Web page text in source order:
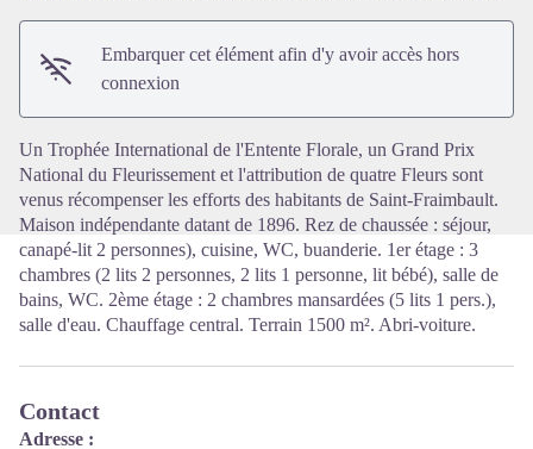
Voir l'image en plein écran
Embarquer cet élément afin d'y avoir accès hors
connexion
Un Trophée International de l'Entente Florale, un Grand Prix
National du Fleurissement et l'attribution de quatre Fleurs sont
venus récompenser les efforts des habitants de Saint-Fraimbault.
Maison indépendante datant de 1896. Rez de chaussée : séjour,
canapé-lit 2 personnes), cuisine, WC, buanderie. 1er étage : 3
chambres (2 lits 2 personnes, 2 lits 1 personne, lit bébé), salle de
bains, WC. 2ème étage : 2 chambres mansardées (5 lits 1 pers.),
salle d'eau. Chauffage central. Terrain 1500 m². Abri-voiture.
Contact
Adresse :